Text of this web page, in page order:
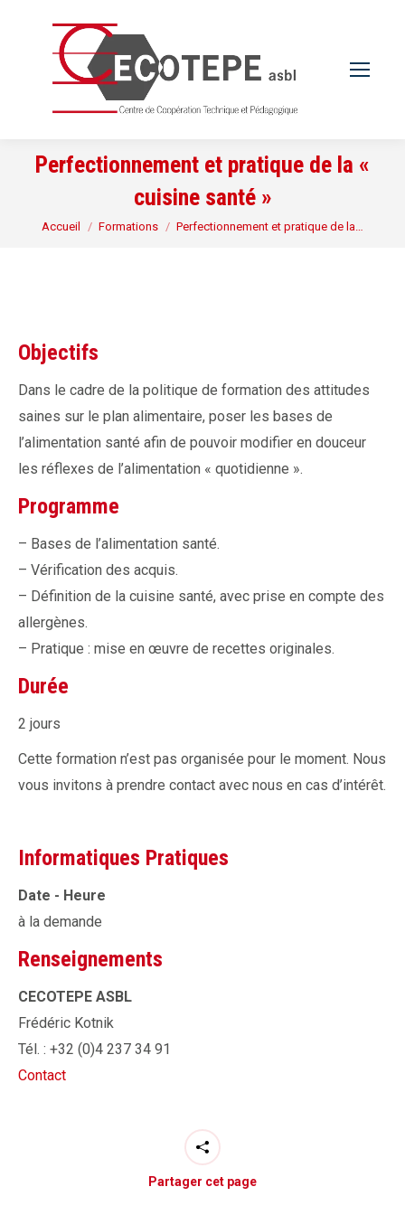
Perfectionnement et pratique de la «
cuisine santé »
Vous êtes ici :
Accueil Formations Perfectionnement et pratique de la…
Objectifs
Dans le cadre de la politique de formation des attitudes
saines sur le plan alimentaire, poser les bases de
l’alimentation santé afin de pouvoir modifier en douceur
les réflexes de l’alimentation « quotidienne ».
Programme
– Bases de l’alimentation santé.
– Vérification des acquis.
– Définition de la cuisine santé, avec prise en compte des
allergènes.
– Pratique : mise en œuvre de recettes originales.
Durée
2 jours
Cette formation n’est pas organisée pour le moment. Nous
vous invitons à prendre contact avec nous en cas d’intérêt.
Informatiques Pratiques
Date - Heure
à la demande
Renseignements
CECOTEPE ASBL
Frédéric Kotnik
Tél. : +32 (0)4 237 34 91
Contact
Partager cet page